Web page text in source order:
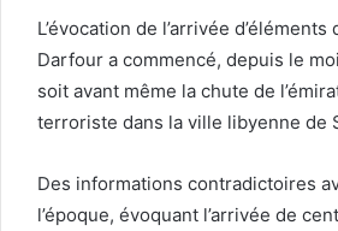
L’évocation de l’arrivée d’éléments
Darfour a commencé, depuis le
soit avant même la chute de
terroriste dans la ville libyenne de
Des informations contradictoires
l’époque, évoquant l’arrivée de